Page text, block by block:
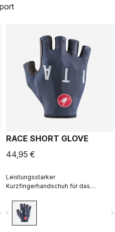
RACE SHORT GLOVE
44,95 €
Leistungsstarker
Kurzfingerhandschuh für das
navigate_before